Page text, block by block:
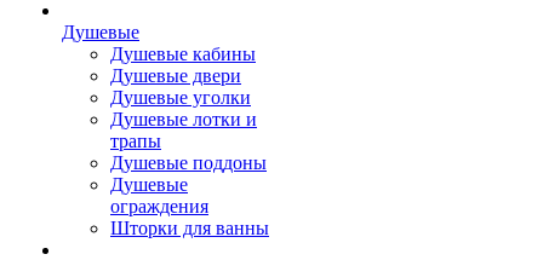
Душевые
Душевые кабины
Душевые двери
Душевые уголки
Душевые лотки и
трапы
Душевые поддоны
Душевые
ограждения
Шторки для ванны